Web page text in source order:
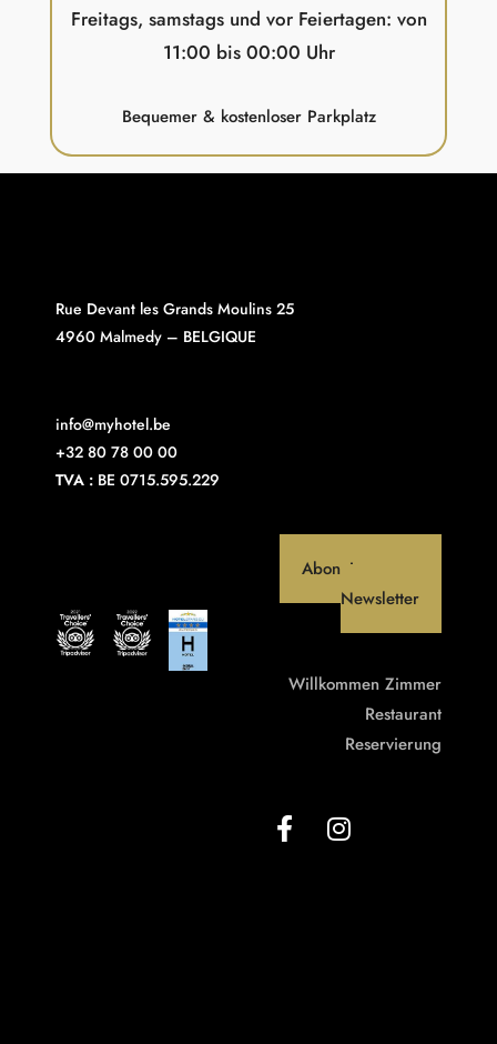
Freitags, samstags und vor Feiertagen: von
11:00 bis 00:00 Uhr
Bequemer & kostenloser Parkplatz
Rue Devant les Grands Moulins 25
4960 Malmedy – BELGIQUE
info@myhotel.be
+32 80 78 00 00
TVA : BE 0715.595.229
Abonniere unseren
Newsletter
Willkommen Zimmer
Restaurant
Reservierung